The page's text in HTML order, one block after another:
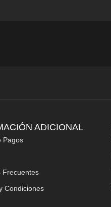
ADICIONAL
Pagos
Frecuentes
Condiciones